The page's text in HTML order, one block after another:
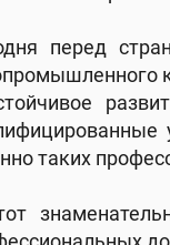
перед
таких